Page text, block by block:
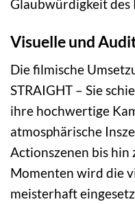
Glaubwürdigkeit des
Visuelle und
Die filmische
STRAIGHT – Sie
ihre hochwertige
atmosphärische
Actionszenen bis hin
Momenten wird die
meisterhaft